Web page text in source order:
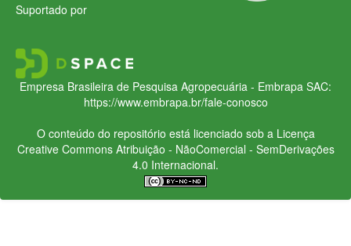
Suportado por
Empresa Brasileira de Pesquisa Agropecuária - Embrapa SAC:
https://www.embrapa.br/fale-conosco
O conteúdo do repositório está licenciado sob a Licença
Creative CommonsAtribuição - NãoComercial - SemDerivações
4.0 Internacional.